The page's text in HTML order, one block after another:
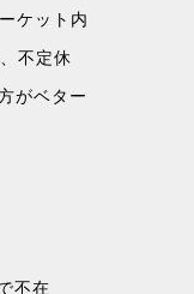
ケット内
不定休
がベター
不在